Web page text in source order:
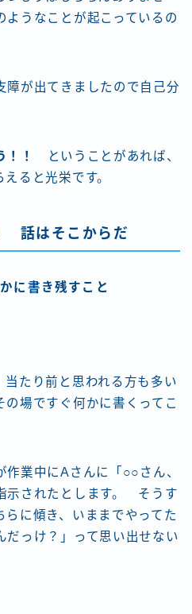
うなことが起こっているの
障が出てきましたので自己分
！
ということがあれば、
ると光栄です。
話はそこからだ
に書き残すこと
たり前と思われる方も多い
場ですぐ何かに書くってこ
作業中にAさんに「○○さん、
示されたとします。 そうす
らに傾き、いままでやってた
だっけ？」って思い出せない